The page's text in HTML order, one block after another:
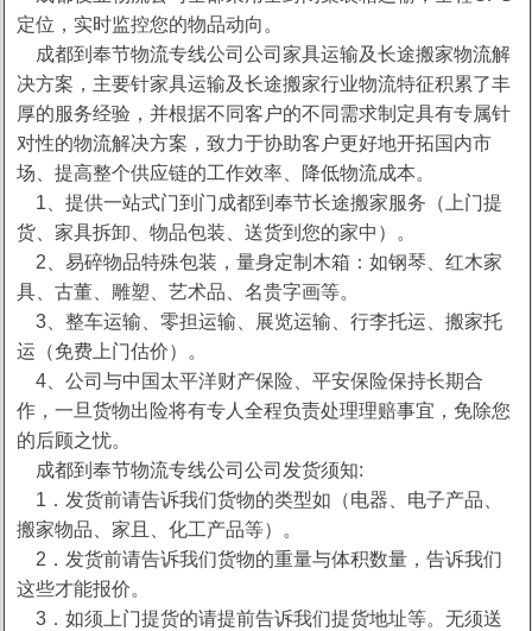
定位，实时监控您的物品动向。
成都到奉节物流专线公司公司家具运输及长途搬家物流解
决方案，主要针家具运输及长途搬家行业物流特征积累了丰
厚的服务经验，并根据不同客户的不同需求制定具有专属针
对性的物流解决方案，致力于协助客户更好地开拓国内市
场、提高整个供应链的工作效率、降低物流成本。
1、提供一站式门到门成都到奉节长途搬家服务（上门提
货、家具拆卸、物品包装、送货到您的家中）。
2、易碎物品特殊包装，量身定制木箱：如钢琴、红木家
具、古董、雕塑、艺术品、名贵字画等。
3、整车运输、零担运输、展览运输、行李托运、搬家托
运（免费上门估价）。
4、公司与中国太平洋财产保险、平安保险保持长期合
作，一旦货物出险将有专人全程负责处理理赔事宜，免除您
的后顾之忧。
成都到奉节物流专线公司公司发货须知:
1．发货前请告诉我们货物的类型如（电器、电子产品、
搬家物品、家且、化工产品等）。
2．发货前请告诉我们货物的重量与体积数量，告诉我们
这些才能报价。
3．如须上门提货的请提前告诉我们提货地址等。无须送